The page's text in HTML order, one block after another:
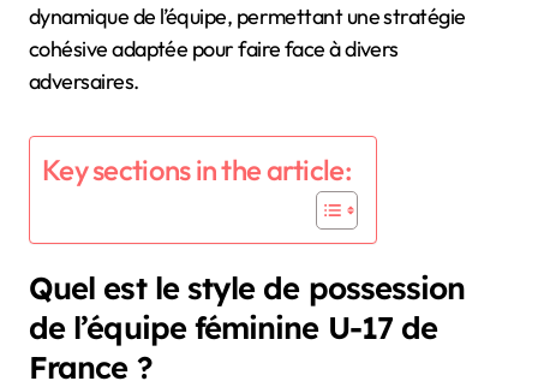
dynamique de l’équipe, permettant une stratégie
cohésive adaptée pour faire face à divers
adversaires.
Key sections in the article:
Quel est le style de possession
de l’équipe féminine U-17 de
France ?